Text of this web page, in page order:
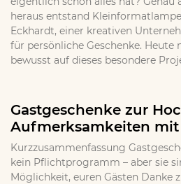
heraus entstand
Eckhardt, einer kreativen
für persönliche Geschenke.
bewusst auf dieses besondere
Gastgeschenke zur
Aufmerksamkeiten
Kurzzusammenfassung
kein Pflichtprogramm – aber sie
Möglichkeit, euren Gästen Danke